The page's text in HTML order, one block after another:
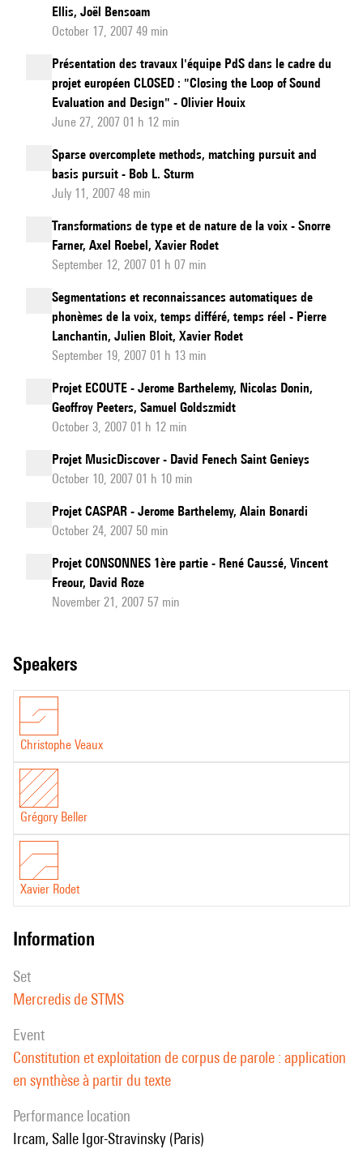
Ellis, Joël Bensoam
October 17, 2007 49 min
Présentation des travaux l'équipe PdS dans le cadre du
projet européen CLOSED : "Closing the Loop of Sound
Evaluation and Design" - Olivier Houix
June 27, 2007 01 h 12 min
Sparse overcomplete methods, matching pursuit and
basis pursuit - Bob L. Sturm
July 11, 2007 48 min
Transformations de type et de nature de la voix - Snorre
Farner, Axel Roebel, Xavier Rodet
September 12, 2007 01 h 07 min
Segmentations et reconnaissances automatiques de
phonèmes de la voix, temps différé, temps réel - Pierre
Lanchantin, Julien Bloit, Xavier Rodet
September 19, 2007 01 h 13 min
Projet ECOUTE - Jerome Barthelemy, Nicolas Donin,
Geoffroy Peeters, Samuel Goldszmidt
October 3, 2007 01 h 12 min
Projet MusicDiscover - David Fenech Saint Genieys
October 10, 2007 01 h 10 min
Projet CASPAR - Jerome Barthelemy, Alain Bonardi
October 24, 2007 50 min
Projet CONSONNES 1ère partie - René Caussé, Vincent
Freour, David Roze
November 21, 2007 57 min
speakers
Christophe Veaux
Grégory Beller
Xavier Rodet
information
set
Mercredis de STMS
event
Constitution et exploitation de corpus de parole : application
en synthèse à partir du texte
performance location
Ircam, Salle Igor-Stravinsky (Paris)